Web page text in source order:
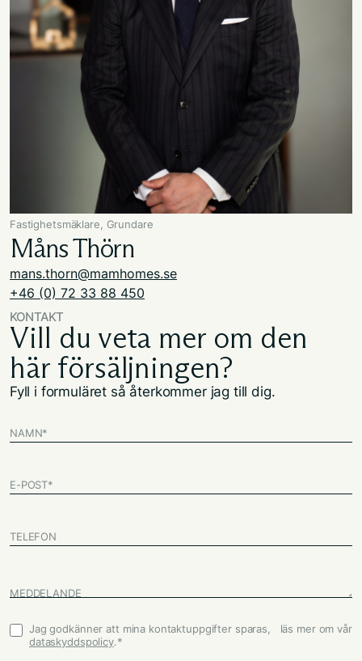
Fastighetsmäklare, Grundare
Måns Thörn
mans.thorn@mamhomes.se
+46 (0) 72 33 88 450
KONTAKT
Vill du veta mer om den
här försäljningen?
Fyll i formuläret så återkommer jag till dig.
NAMN*
E-POST*
TELEFON
MEDDELANDE
Godkännande*
Jag godkänner att mina kontaktuppgifter sparas, läs mer om vår
dataskyddspolicy.*